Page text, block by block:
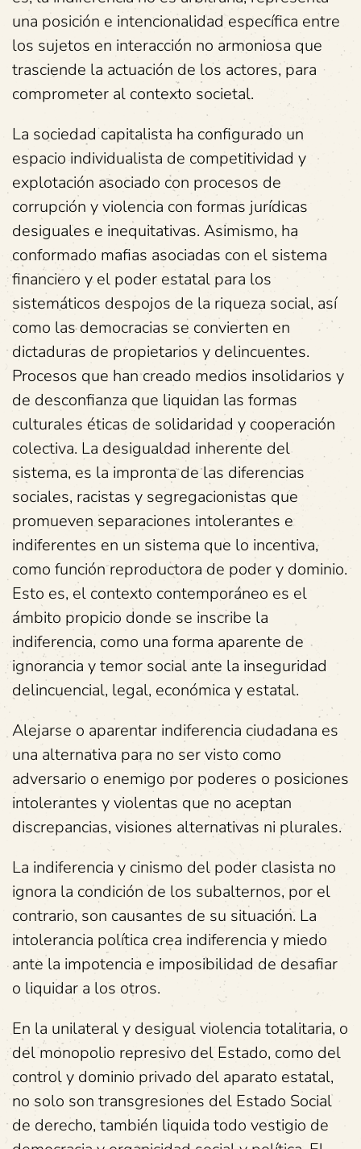
una posición e intencionalidad específica entre
los sujetos en interacción no armoniosa que
trasciende la actuación de los actores, para
comprometer al contexto societal.
La sociedad capitalista ha configurado un
espacio individualista de competitividad y
explotación asociado con procesos de
corrupción y violencia con formas jurídicas
desiguales e inequitativas. Asimismo, ha
conformado mafias asociadas con el sistema
financiero y el poder estatal para los
sistemáticos despojos de la riqueza social, así
como las democracias se convierten en
dictaduras de propietarios y delincuentes.
Procesos que han creado medios insolidarios y
de desconfianza que liquidan las formas
culturales éticas de solidaridad y cooperación
colectiva. La desigualdad inherente del
sistema, es la impronta de las diferencias
sociales, racistas y segregacionistas que
promueven separaciones intolerantes e
indiferentes en un sistema que lo incentiva,
como función reproductora de poder y dominio.
Esto es, el contexto contemporáneo es el
ámbito propicio donde se inscribe la
indiferencia, como una forma aparente de
ignorancia y temor social ante la inseguridad
delincuencial, legal, económica y estatal.
Alejarse o aparentar indiferencia ciudadana es
una alternativa para no ser visto como
adversario o enemigo por poderes o posiciones
intolerantes y violentas que no aceptan
discrepancias, visiones alternativas ni plurales.
La indiferencia y cinismo del poder clasista no
ignora la condición de los subalternos, por el
contrario, son causantes de su situación. La
intolerancia política crea indiferencia y miedo
ante la impotencia e imposibilidad de desafiar
o liquidar a los otros.
En la unilateral y desigual violencia totalitaria, o
del monopolio represivo del Estado, como del
control y dominio privado del aparato estatal,
no solo son transgresiones del Estado Social
de derecho, también liquida todo vestigio de